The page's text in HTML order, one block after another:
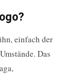
einfach der
Das